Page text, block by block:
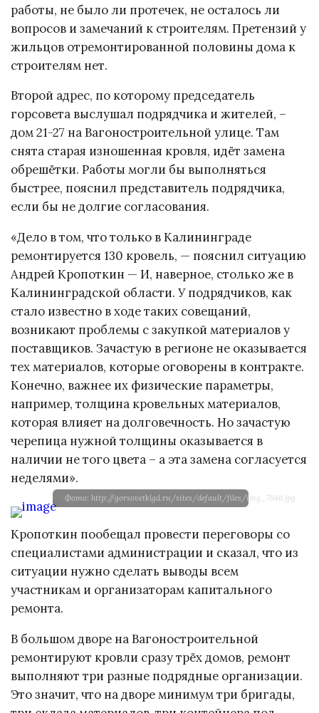
работы, не было ли протечек, не осталось ли
вопросов и замечаний к строителям. Претензий у
жильцов отремонтированной половины дома к
строителям нет.
Второй адрес, по которому председатель
горсовета выслушал подрядчика и жителей, –
дом 21-27 на Вагоностроительной улице. Там
снята старая изношенная кровля, идёт замена
обрешётки. Работы могли бы выполняться
быстрее, пояснил представитель подрядчика,
если бы не долгие согласования.
«Дело в том, что только в Калининграде
ремонтируется 130 кровель, — пояснил ситуацию
Андрей Кропоткин — И, наверное, столько же в
Калининградской области. У подрядчиков, как
стало известно в ходе таких совещаний,
возникают проблемы с закупкой материалов у
поставщиков. Зачастую в регионе не оказывается
тех материалов, которые оговорены в контракте.
Конечно, важнее их физические параметры,
например, толщина кровельных материалов,
которая влияет на долговечность. Но зачастую
черепица нужной толщины оказывается в
наличии не того цвета – а эта замена согласуется
неделями».
Фото: http://gorsovetklgd.ru/sites/default/files/img_7946.jpg
Кропоткин пообещал провести переговоры со
специалистами администрации и сказал, что из
ситуации нужно сделать выводы всем
участникам и организаторам капитального
ремонта.
В большом дворе на Вагоностроительной
ремонтируют кровли сразу трёх домов, ремонт
выполняют три разные подрядные организации.
Это значит, что на дворе минимум три бригады,